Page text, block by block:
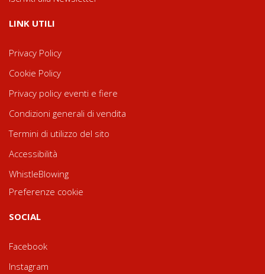
LINK UTILI
Privacy Policy
Cookie Policy
Privacy policy eventi e fiere
Condizioni generali di vendita
Termini di utilizzo del sito
Accessibilità
WhistleBlowing
Preferenze cookie
SOCIAL
Facebook
Instagram